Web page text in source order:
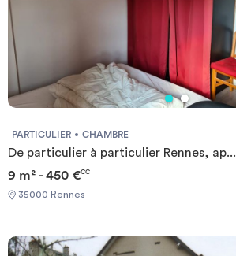
PARTICULIER CHAMBRE
De particulier à particulier Rennes, ap...
9 m² - 450 €CC
35000 Rennes